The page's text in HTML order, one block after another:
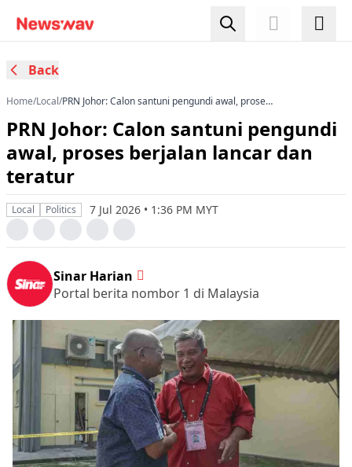
Back
Home/Local/PRN Johor: Calon santuni pengundi awal, proses
PRN Johor: Calon santuni pengundi
awal, proses berjalan lancar dan
teratur
Local Politics 7 Jul 2026 • 1:36 PM MYT
Sinar Harian
Portal berita nombor 1 di Malaysia